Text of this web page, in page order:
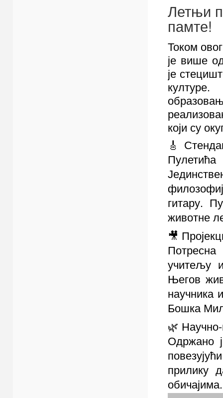
Летњи
памте!
Током
је више
је
који су
🎸
Пулетића
гитару.
животне
🎥
учитељу
Његов
научника
Бошка
🌿
Одржано
прилику
обичајима.